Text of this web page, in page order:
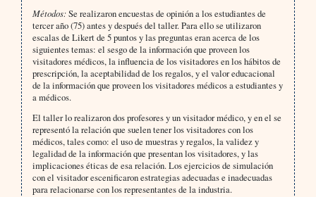
Métodos:Se realizaron encuestas de opinión a los estudiantes de
tercer año (75) antes y después del taller. Para ello se utilizaron
escalas de Likert de 5 puntos y las preguntas eran acerca de los
siguientes temas: el sesgo de la información que proveen los
visitadores médicos, la influencia de los visitadores en los hábitos de
prescripción, la aceptabilidad de los regalos, y el valor educacional
de la información que proveen los visitadores médicos a estudiantes y
a médicos.
El taller lo realizaron dos profesores y un visitador médico, y en el se
representó la relación que suelen tener los visitadores con los
médicos, tales como: el uso de muestras y regalos, la validez y
legalidad de la información que presentan los visitadores, y las
implicaciones éticas de esa relación. Los ejercicios de simulación
con el visitador escenificaron estrategias adecuadas e inadecuadas
para relacionarse con los representantes de la industria.